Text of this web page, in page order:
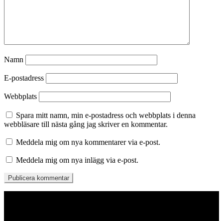
Namn
E-postadress
Webbplats
Spara mitt namn, min e-postadress och webbplats i denna
webbläsare till nästa gång jag skriver en kommentar.
Meddela mig om nya kommentarer via e-post.
Meddela mig om nya inlägg via e-post.